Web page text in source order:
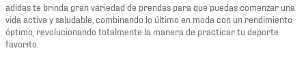
adidas te brinda gran variedad de prendas para que puedas comenzar una
vida activa y saludable, combinando lo último en moda con un rendimiento
óptimo, revolucionando totalmente la manera de practicar tu deporte
favorito.